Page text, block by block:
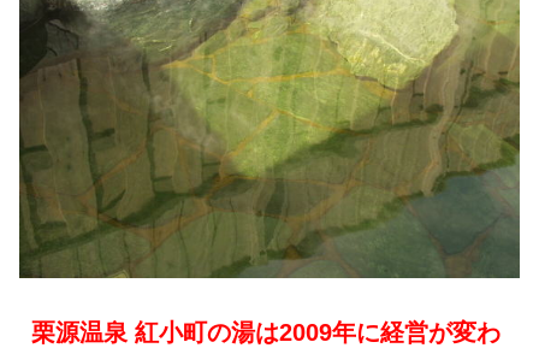
栗源温泉 紅小町の湯は2009年に経営が変わ